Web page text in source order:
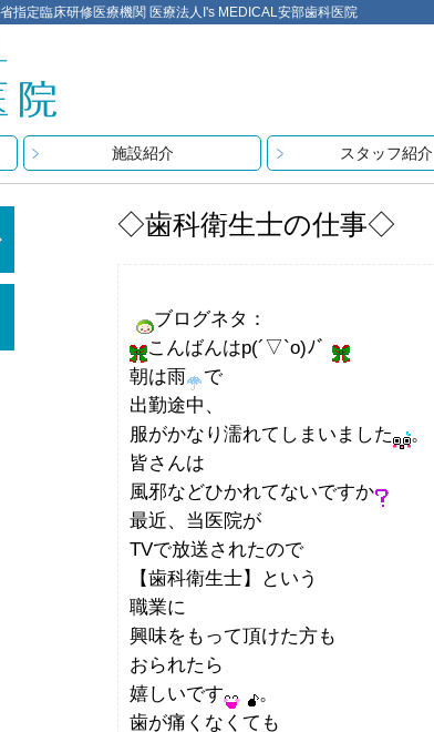
指定臨床研修医療機関 医療法人I's MEDICAL安部歯科医院
施設紹介 スタッフ紹介
◇歯科衛生士の仕事◇
ブログネタ：
こんばんはp(´▽`o)ﾉﾞ
朝は雨
で
出勤途中、
服がかなり濡れてしまいました
。
皆さんは
風邪などひかれてないですか
最近、当医院が
TVで放送されたので
【歯科衛生士】という
職業に
興味をもって頂けた方も
おられたら
嬉しいです
。
歯が痛くなくても